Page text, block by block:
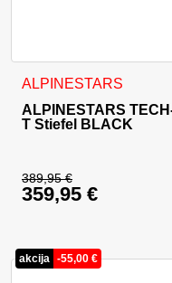
ALPINESTARS
ALPINESTARS
T Stiefel BLACK
389,95€
Ursprünglicher
359,95 €
Dieses Produkt weist
akcija -55,00 €